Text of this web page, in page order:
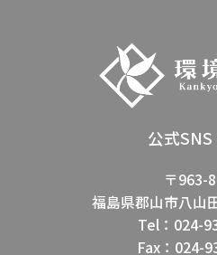
公式SNS
〒963-
福島県郡山市八山
Tel：024-
Fax：024-